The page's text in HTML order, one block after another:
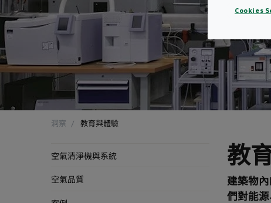
洞察 教育與體驗
空氣清淨機與系統
空氣品質
教
建築物
們對能
Cookies